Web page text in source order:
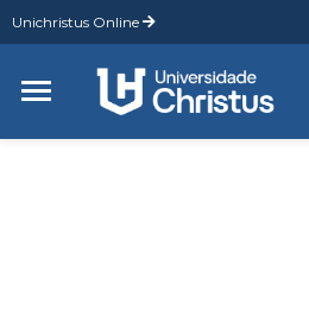
Unichristus Online